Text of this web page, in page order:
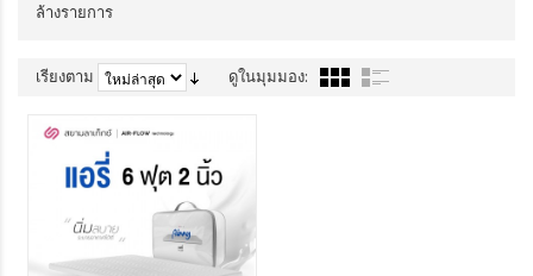
ล้างรายการ
เรียงตาม
ดูในมุมมอง: